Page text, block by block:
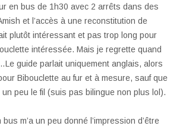
en bus de 1h30 avec 2 arrêts dans des
et l’accès à une reconstitution de
plutôt intéressant et pas trop long pour
intéressée. Mais je regrette quand
guide parlait uniquement anglais, alors
Bibouclette au fur et à mesure, sauf que
peu le fil (suis pas bilingue non plus lol).
m’a un peu donné l’impression d’être